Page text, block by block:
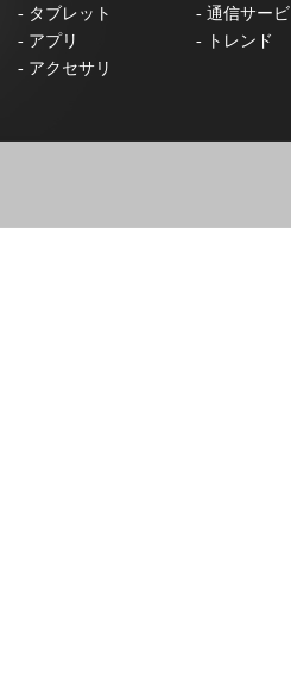
- タブレット - 通信サー
- アプリ -
トレンド
- アクセサリ